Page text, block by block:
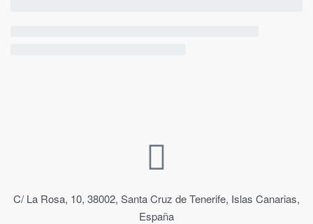
C/ La Rosa, 10, 38002, Santa Cruz de Tenerife, Islas Canarias,
España